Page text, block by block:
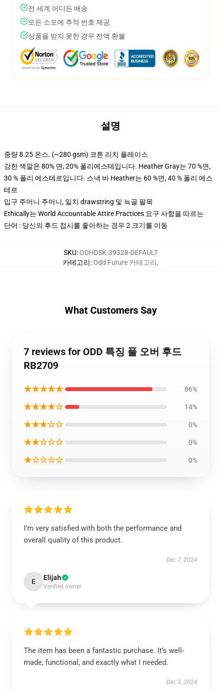
전 세계 어디든 배송
모든 소포에 추적 번호 제공
상품을 받지 못한 경우 전액 환불
설명
중량 8.25 온스. (~280 gsm) 코튼 리치 플레이스
강한 색깔은 80% 면, 20% 폴리에스테입니다. Heather Gray는 70 %면,
30 % 폴리 에스테르입니다. 스낵 바 Heather는 60 %면, 40 % 폴리 에스
테르
입구 주머니 주머니, 일치 drawstring 및 늑골 팔목
Ethically는 World Accountable Attire Practices 요구 사항을 따르는
단어 : 당신의 후드 접시를 좋아하는 경우 2 크기를 이동
SKU:ODHDSK-39328-DEFAULT
카테고리:Odd Future 카테고리,
What Customers Say
7 reviews for ODD 특징 풀 오버 후드
RB2709
★★★★★ 86%
★★★★☆ 14%
★★★☆☆ 0%
★★☆☆☆ 0%
★☆☆☆☆ 0%
I’m very satisfied with both the performance and
overall quality of this product.
Dec 7, 2024
E Elijah
Verified owner
The item has been a fantastic purchase. It’s well-
made, functional, and exactly what I needed.
Dec 3, 2024